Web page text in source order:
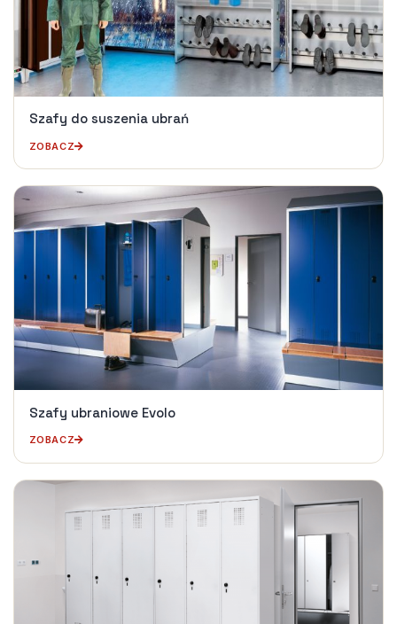
Szafy do suszenia ubrań
ZOBACZ
Szafy ubraniowe Evolo
ZOBACZ